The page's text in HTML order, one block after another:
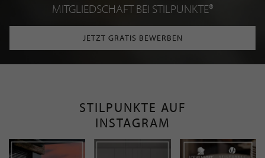
MITGLIEDSCHAFT BEI STILPUNKTE®
JETZT GRATIS BEWERBEN
STILPUNKTE AUF
INSTAGRAM